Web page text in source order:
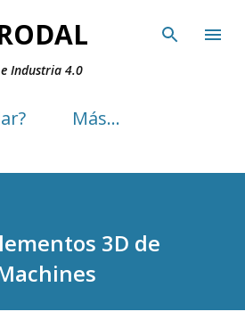
principal
Industria 4.0
Más…
3D de